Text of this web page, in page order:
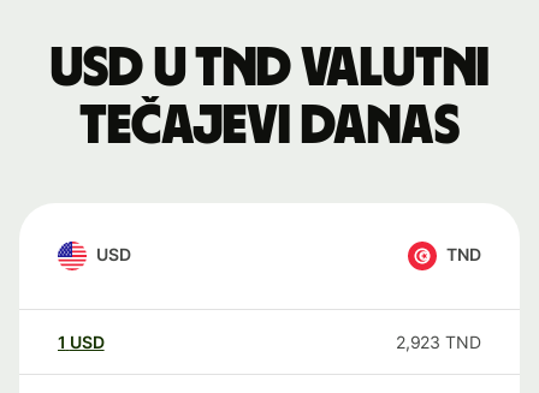
USD u TND valutni
tečajevi danas
USD TND
1 USD 2,923 TND